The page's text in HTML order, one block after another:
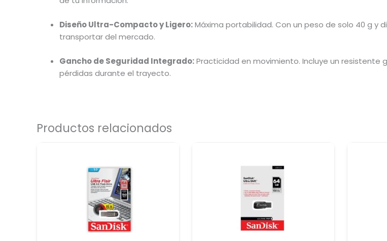
Diseño Ultra-Compacto y Ligero:Máxima portabilidad. Con un peso de solo 40 g y
transportar del mercado.
Gancho de Seguridad Integrado:Practicidad en movimiento. Incluye un
pérdidas durante el trayecto.
Productos relacionados